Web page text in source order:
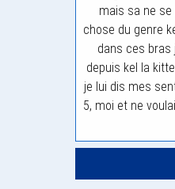
mais sa ne
chose du genre
dans ces
depuis kel la
je lui dis mes
5, moi et ne